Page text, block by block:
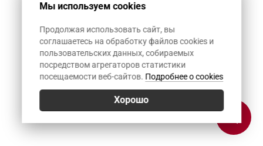
Мы используем cookies
Продолжая использовать сайт, вы
соглашаетесь на обработку файлов cookies и
пользовательских данных, собираемых
посредством агрегаторов статистики
посещаемости веб-сайтов. Подробнее о cookies
Хорошо